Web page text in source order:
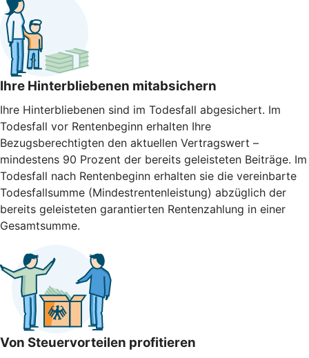
Ihre Hinterbliebenen mitabsichern
Ihre Hinterbliebenen sind im Todesfall abgesichert. Im
Todesfall vor Rentenbeginn erhalten Ihre
Bezugsberechtigten den aktuellen Vertragswert –
mindestens 90 Prozent der bereits geleisteten Beiträge. Im
Todesfall nach Rentenbeginn erhalten sie die vereinbarte
Todesfallsumme (Mindestrentenleistung) abzüglich der
bereits geleisteten garantierten Rentenzahlung in einer
Gesamtsumme.
Von Steuervorteilen profitieren